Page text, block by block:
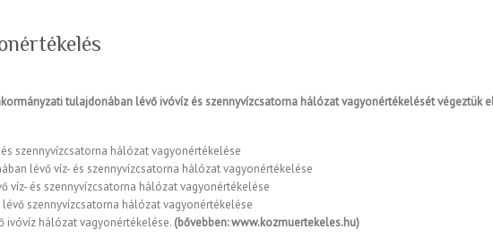
tulajdonában lévő ivóvíz és szennyvízcsatorna hálózat vagyonértékelését végeztük
szennyvízcsatorna hálózat vagyonértékelése
lévő víz- és szennyvízcsatorna hálózat vagyonértékelése
víz- és szennyvízcsatorna hálózat vagyonértékelése
szennyvízcsatorna hálózat vagyonértékelése
ivóvíz hálózat vagyonértékelése. (bővebben:www.kozmuertekeles.hu)